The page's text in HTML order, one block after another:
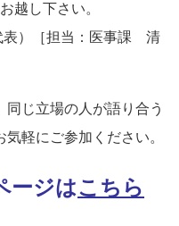
し下さい。
）［担当：医事課 清
じ立場の人が語り合う
軽にご参加ください。
ージはこちら